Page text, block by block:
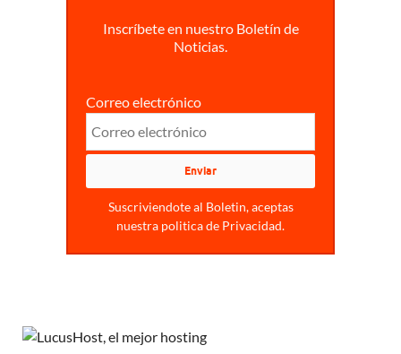
Inscríbete en nuestro Boletín de
Noticias.
Correo electrónico
Suscriviendote al Boletin, aceptas
nuestra politica de Privacidad.